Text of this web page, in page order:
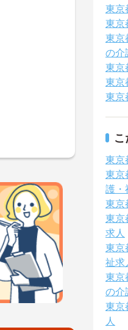
東京
東京
東京
の介
東京
東京
東京
東京
東京
護・
東京
東京
求人
東京
祉求
東京
の介
東京
人